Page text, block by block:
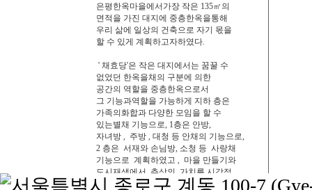
은평한옥마을에서가장 작은 135㎡의
면적을 가진 대지에 중층한옥을통해
우리 삶에 일상의 건축으로 자기 몫을
할 수 있게 계획하고자하였다.
' 채효당'은 작은 대지에서는 꿈꿀 수
없었던 한옥을채의 구분에 의한
공간의 역할을 중층한옥으로서
그 기 능과역할을 가능하게 지하 층은
가족의화합과 다양한 모임을 할 수
있는별채 기능으로, 1층은 안방,
자녀방
주방
대청 등 안채의 기능으로,
2 층은 서재와 손님방, 소청 등 사랑채
기능으로 계획하였고
마을 만들기와
도시재생에서 추상의 가치를 시각적
가치로 형상화하는 일인 건축에서